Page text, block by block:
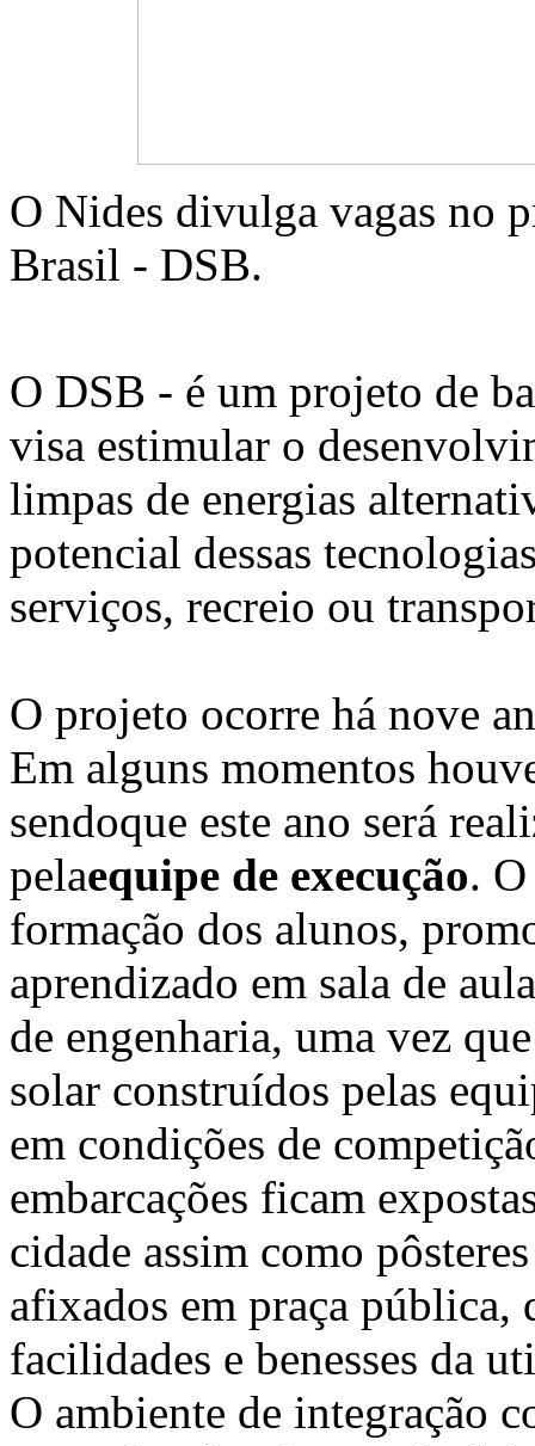
O Nides divulga vagas no
Brasil - DSB.
O DSB - é um projeto de
visa estimular o
limpas de energias
potencial dessas
serviços, recreio ou
O projeto ocorre há nove
Em alguns momentos
sendoque este ano será
pelaequipe de execução.
formação dos alunos,
aprendizado em sala de
de engenharia, uma vez
solar construídos pelas
em condições de
embarcações ficam
cidade assim como
afixados em praça pública,
facilidades e benesses da
O ambiente de integração